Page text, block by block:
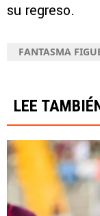
su regreso.
FANTASMA
LEE